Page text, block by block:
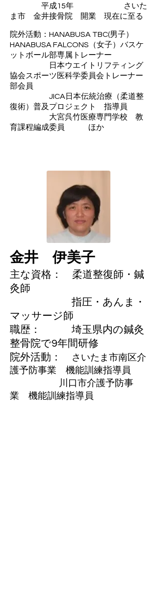
平成15年 さいた
ま市 金井接骨院 開業 現在に至る
院外活動：HANABUSA TBC(男子）
HANABUSA FALCONS（女子）バスケ
ットボール部専属トレーナー
​ 日本ウエイトリフティング
協会スポーツ医科学委員会トレーナー
部会員
JICA日本伝統治療（柔道整
復術）普及プロジェクト 指導員
大宮呉竹医療専門学校 教
育課程編成委員 ほか
金井 伊美子
主な資格： 柔道整復師・鍼
灸師
指圧・あんま・
マッサージ師
職歴： 埼玉県内の鍼灸
整骨院で9年間研修​
​院外活動： さいたま市南区介
護予防事業 機能訓練指導員
川口市介護予防事
業 機能訓練指導員